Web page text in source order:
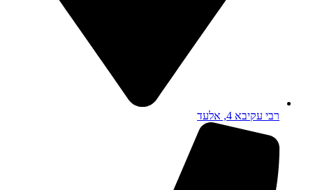
רבי עקיבא 4, אלעד